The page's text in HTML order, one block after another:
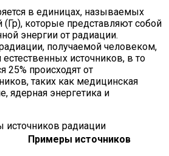
в единицах, называемых
(Гр), которые представляют собой
энергии от радиации.
получаемой человеком,
естественных источников, в то
25% происходят от
таких как медицинская
ядерная энергетика и
радиации
Примеры источников